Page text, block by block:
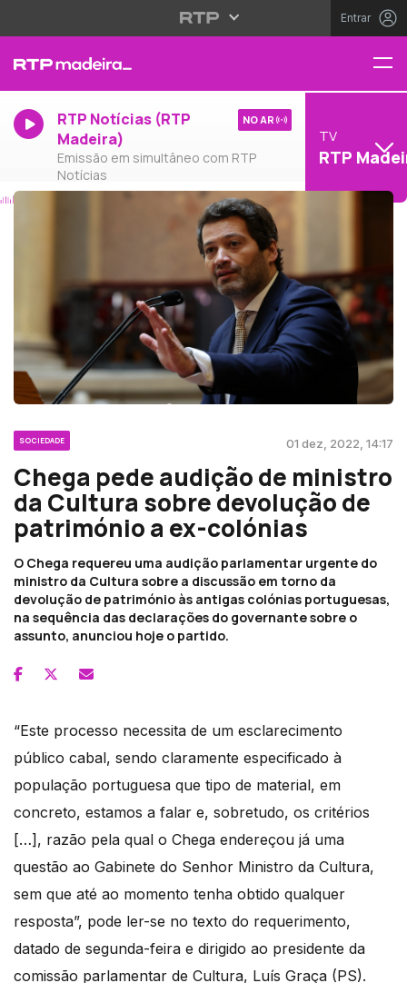
Entrar
RTP Notícias (RTP
Madeira)
Emissão em simultâneo com RTP
Notícias
NO AR
TV
RTP
SOCIEDADE 01 dez, 2022, 14:17
Chega pede audição de ministro
da Cultura sobre devolução de
património a ex-colónias
O Chega requereu uma audição parlamentar urgente do
ministro da Cultura sobre a discussão em torno da
devolução de património às antigas colónias portuguesas,
na sequência das declarações do governante sobre o
assunto, anunciou hoje o partido.
“Este processo necessita de um esclarecimento
público cabal, sendo claramente especificado à
população portuguesa que tipo de material, em
concreto, estamos a falar e, sobretudo, os critérios
[…], razão pela qual o Chega endereçou já uma
questão ao Gabinete do Senhor Ministro da Cultura,
sem que até ao momento tenha obtido qualquer
resposta”, pode ler-se no texto do requerimento,
datado de segunda-feira e dirigido ao presidente da
comissão parlamentar de Cultura, Luís Graça (PS).